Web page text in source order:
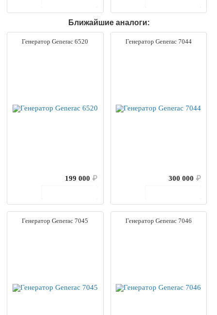
Ближайшие аналоги:
Генератор Generac 6520
199 000 ₽
Генератор Generac 7044
300 000 ₽
Генератор Generac 7045 Генератор Generac 7046